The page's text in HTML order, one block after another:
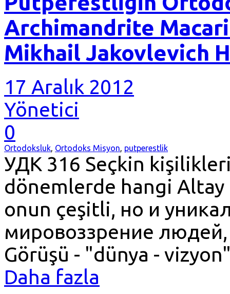
Archimandrite
Mikhail Jakovlevich
17 Aralık 2012
Yönetici
0
Ortodoksluk, Ortodoks Misyon, putperestlik
УДК 316 Seçkin
dönemlerde hangi Altay
onun çeşitli, но и
мировоззрение людей,
Görüşü - "dünya -
Daha fazla